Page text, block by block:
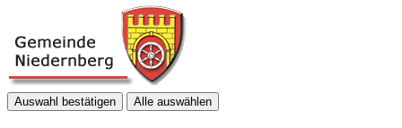
Auswahl bestätigen Alle auswählen